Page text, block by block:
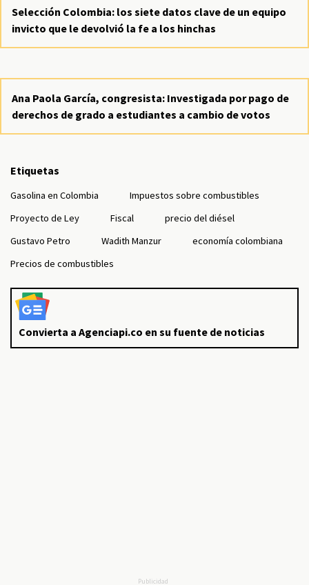
Selección Colombia: los siete datos clave de un equipo
invicto que le devolvió la fe a los hinchas
Ana Paola García, congresista: Investigada por pago de
derechos de grado a estudiantes a cambio de votos
Etiquetas
Gasolina en Colombia
Impuestos sobre combustibles
Proyecto de Ley
Fiscal
precio del diésel
Gustavo Petro
Wadith Manzur
economía colombiana
Precios de combustibles
Convierta a Agenciapi.co en su fuente de noticias
Publicidad